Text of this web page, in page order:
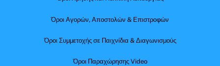
Όροι Αγορών, Αποστολών & Επιστροφών
Όροι Συμμετοχής σε Παιχνίδια & Διαγωνισμούς
Όροι Παραχώρησης Video